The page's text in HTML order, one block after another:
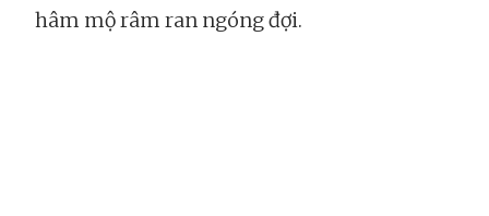
hâm mộ râm ran ngóng đợi.